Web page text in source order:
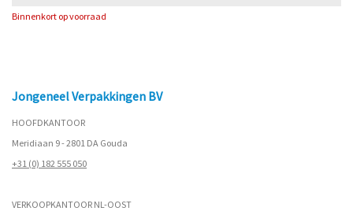
Binnenkort op voorraad
Jongeneel Verpakkingen BV
HOOFDKANTOOR
Meridiaan 9 - 2801 DA Gouda
+31 (0) 182 555 050
VERKOOPKANTOOR NL-OOST